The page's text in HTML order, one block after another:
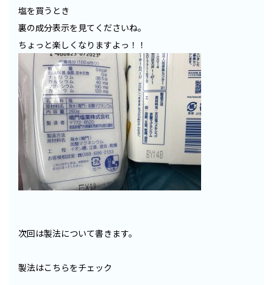
塩を買うとき
裏の成分表示を見てくださいね。
ちょっと楽しくなりますよっ！！
次回は製法について書きます。
製法はこちらをチェック